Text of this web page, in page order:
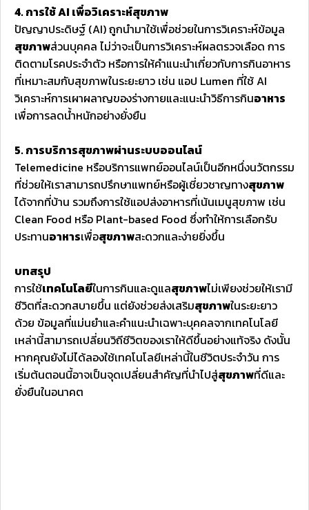
4. การใช้ AI เพื่อวิเคราะห์สุขภาพ
ปัญญาประดิษฐ์ (AI) ถูกนำมาใช้เพื่อช่วยในการวิเคราะห์ข้อมูล
สุขภาพส่วนบุคคล ไม่ว่าจะเป็นการวิเคราะห์ผลตรวจเลือด การ
ติดตามโรคประจำตัว หรือการให้คำแนะนำเกี่ยวกับการกินอาหาร
ที่เหมาะสมกับสุขภาพในระยะยาว เช่น แอป Lumen ที่ใช้ AI
วิเคราะห์การเผาผลาญของร่างกายและแนะนำวิธีการกินอาหาร
เพื่อการลดน้ำหนักอย่างยั่งยืน
5. การบริการสุขภาพผ่านระบบออนไลน์
Telemedicine หรือบริการแพทย์ออนไลน์เป็นอีกหนึ่งนวัตกรรม
ที่ช่วยให้เราสามารถปรึกษาแพทย์หรือผู้เชี่ยวชาญทางสุขภาพ
ได้จากที่บ้าน รวมถึงการใช้แอปส่งอาหารที่เน้นเมนูสุขภาพ เช่น
Clean Food หรือ Plant-based Food ซึ่งทำให้การเลือกรับ
ประทานอาหารเพื่อสุขภาพสะดวกและง่ายยิ่งขึ้น
บทสรุป
การใช้เทคโนโลยีในการกินและดูแลสุขภาพไม่เพียงช่วยให้เรามี
ชีวิตที่สะดวกสบายขึ้น แต่ยังช่วยส่งเสริมสุขภาพในระยะยาว
ด้วย ข้อมูลที่แม่นยำและคำแนะนำเฉพาะบุคคลจากเทคโนโลยี
เหล่านี้สามารถเปลี่ยนวิถีชีวิตของเราให้ดีขึ้นอย่างแท้จริง ดังนั้น
หากคุณยังไม่ได้ลองใช้เทคโนโลยีเหล่านี้ในชีวิตประจำวัน การ
เริ่มต้นตอนนี้อาจเป็นจุดเปลี่ยนสำคัญที่นำไปสู่สุขภาพที่ดีและ
ยั่งยืนในอนาคต